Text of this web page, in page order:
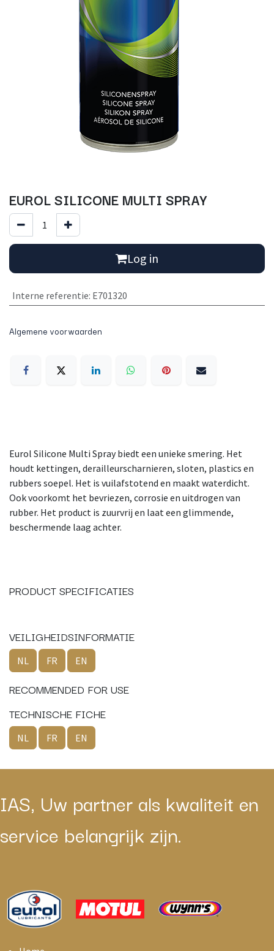
EUROL SILICONE MULTI SPRAY
Log in
Interne referentie: E701320
Algemene voorwaarden
Eurol Silicone Multi Spray biedt een unieke smering. Het
houdt kettingen, derailleurscharnieren, sloten, plastics en
rubbers soepel. Het is vuilafstotend en maakt waterdicht.
Ook voorkomt het bevriezen, corrosie en uitdrogen van
rubber. Het product is zuurvrij en laat een glimmende,
beschermende laag achter.
PRODUCT SPECIFICATIES
VEILIGHEIDSINFORMATIE
NL FR EN
RECOMMENDED FOR USE
TECHNISCHE FICHE
NL FR EN
IAS, Uw partner als kwaliteit en
service belangrijk zijn.